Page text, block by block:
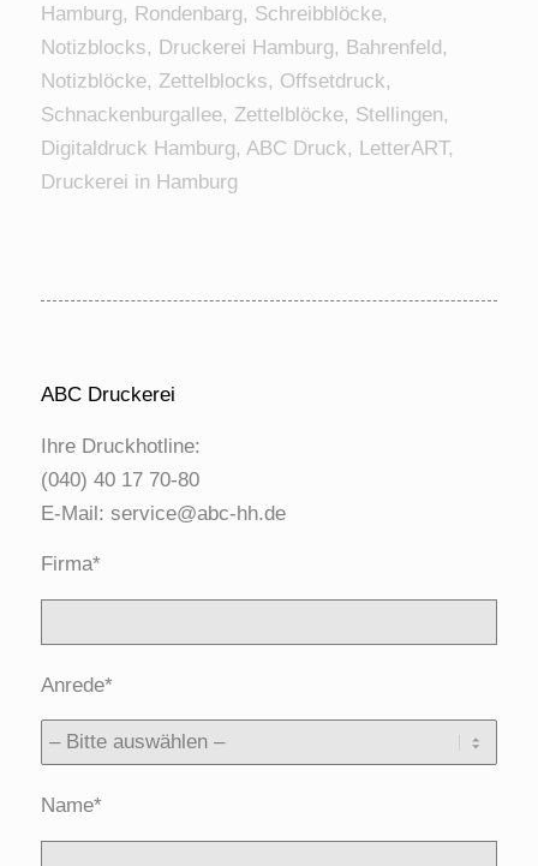
Hamburg, Rondenbarg, Schreibblöcke,
Notizblocks, Druckerei Hamburg, Bahrenfeld,
Notizblöcke, Zettelblocks, Offsetdruck,
Schnackenburgallee, Zettelblöcke, Stellingen,
Digitaldruck Hamburg, ABC Druck, LetterART,
Druckerei in Hamburg
ABC Druckerei
Ihre Druckhotline:
(040) 40 17 70-80
E-Mail: service@abc-hh.de
Firma*
Anrede*
Name*